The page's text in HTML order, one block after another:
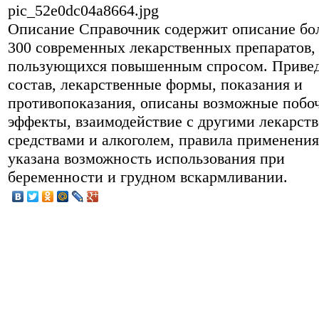
pic_52e0dc04a8664.jpg
Описание Справочник содержит описание
300 современных лекарственных препаратов,
пользующихся повышенным спросом.
состав, лекарственные формы, показания и
противопоказания, описаны возможные
эффекты, взаимодействие с другими
средствами и алкоголем, правила
указана возможность использования при
беременности и грудном вскармливании.